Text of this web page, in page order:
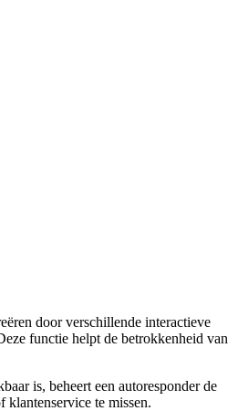
door verschillende interactieve
functie helpt de betrokkenheid van
is, beheert een autoresponder de
te missen.